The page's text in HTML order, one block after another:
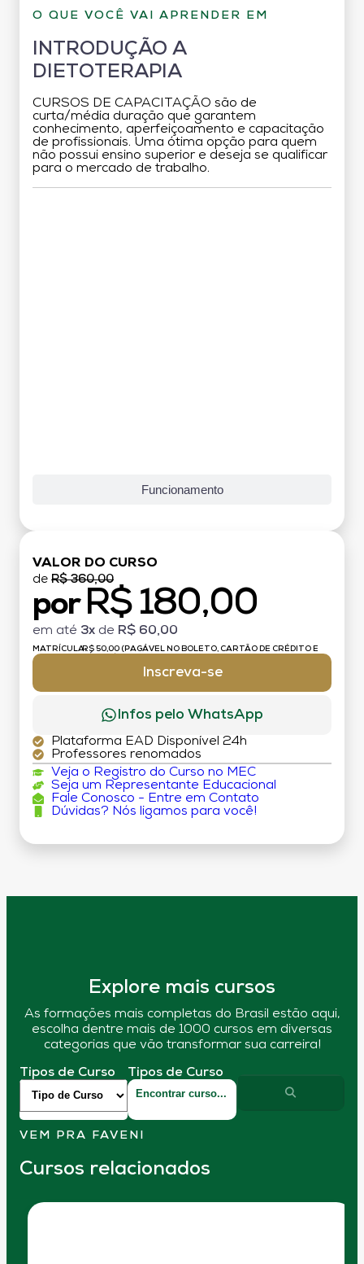
O QUE VOCÊ VAI APRENDER EM
INTRODUÇÃO A
DIETOTERAPIA
CURSOS DE CAPACITAÇÃO são de
curta/média duração que garantem
conhecimento, aperfeiçoamento e capacitação
de profissionais. Uma ótima opção para quem
não possui ensino superior e deseja se qualificar
para o mercado de trabalho.
Funcionamento
VALOR DO CURSO
de R$ 360,00
por R$ 180,00
em até 3x de R$ 60,00
MATRÍCULA:R$ 50,00 (PAGÁVEL NO BOLETO, CARTÃO DE CRÉDITO E
Inscreva-se
Infos pelo WhatsApp
Plataforma EAD Disponível 24h
Professores renomados
Veja o Registro do Curso no MEC
Seja um Representante Educacional
Fale Conosco - Entre em Contato
Dúvidas? Nós ligamos para você!
Explore mais cursos
As formações mais completas do Brasil estão aqui,
escolha dentre mais de 1000 cursos em diversas
categorias que vão transformar sua carreira!
Tipos de Curso Tipos de Curso
VEM PRA FAVENI
Cursos relacionados